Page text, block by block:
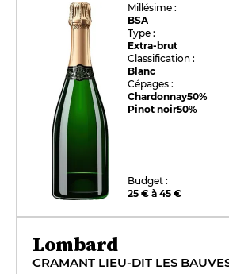
Millésime :
BSA
Type :
Extra-brut
Classification :
Blanc
Cépages :
Chardonnay50%
Pinot noir50%
Budget :
25 € à 45 €
Lombard
CRAMANT LIEU-DIT LES